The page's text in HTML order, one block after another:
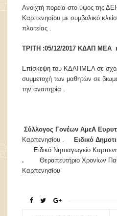
Ανοιχτή πορεία στο ύψος της
Καρπενησίου με συμβολικό
πλατείας .
ΤΡΙΤΗ :05/12/2017 ΚΔΑΠ ΜΕΑ
Επίσκεψη του ΚΔΑΠΜΕΑ σε
συμμετοχή των μαθητών σε
την αναπηρία .
Σύλλογος Γονέων ΑμεΑ
Καρπενησίου .
Ειδικό
Ειδικό Νηπιαγωγείο
. Θεραπευτήριο Χρονίων
Καρπενησίου